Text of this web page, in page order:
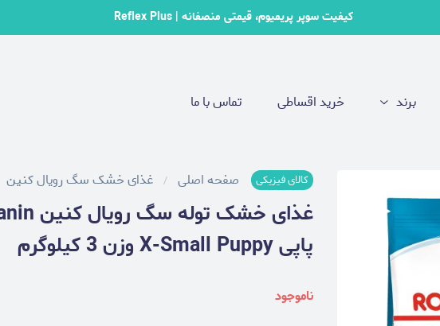
کیفیت سوپر پریمیوم، قیمتی منصفانه | Reflex Plus
برند خرید اقساطی تماس با ما
کالای فیزیکی صفحه اصلی غذای خشک سگ رویال کنین
پاپی X-Small Puppy وزن 3 کیلوگرم
ناموجود